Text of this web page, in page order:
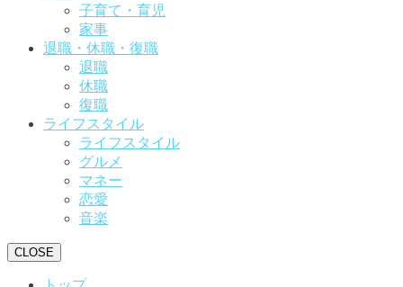
子育て・育児
家事
退職・休職・復職
退職
休職
復職
ライフスタイル
ライフスタイル
グルメ
マネー
恋愛
音楽
CLOSE